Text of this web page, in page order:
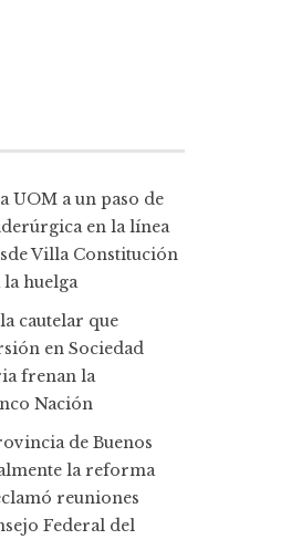
UOM a un paso de
en la línea
Villa Constitución
huelga
cautelar que
en Sociedad
frenan la
Nación
de Buenos
la reforma
reuniones
Federal del